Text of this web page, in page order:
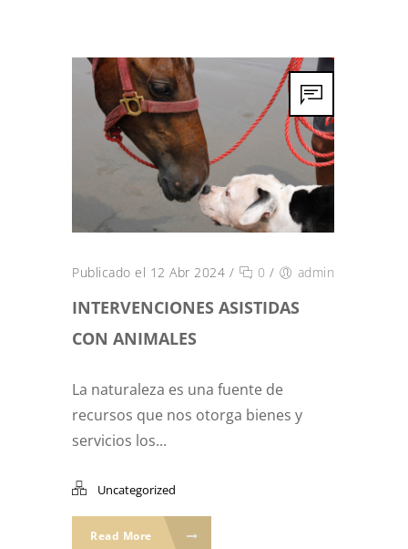
Publicado el 12 Abr 2024 / 0 / admin
INTERVENCIONES ASISTIDAS
CON ANIMALES
La naturaleza es una fuente de
recursos que nos otorga bienes y
servicios los...
Uncategorized
Read More